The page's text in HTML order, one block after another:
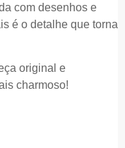
com desenhos e
é o detalhe que torna
original e
charmoso!